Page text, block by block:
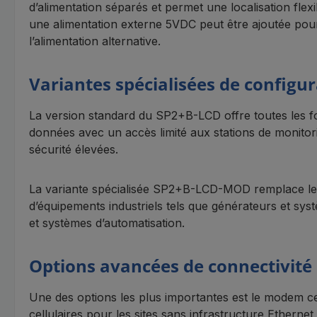
d’alimentation séparés et permet une localisation
une alimentation externe 5VDC peut être ajoutée
l’alimentation alternative.
Variantes spécialisées de
La version standard du SP2+B-LCD offre toutes les
données avec un accès limité aux stations de
sécurité élevées.
La variante spécialisée SP2+B-LCD-MOD remplace
d’équipements industriels tels que générateurs et
et systèmes d’automatisation.
Options avancées de connectivité
Une des options les plus importantes est le modem
cellulaires pour les sites sans infrastructure